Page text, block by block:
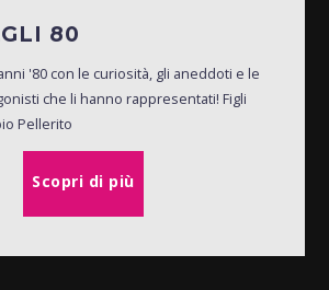
80
'80 con le curiosità, gli aneddoti e le
che li hanno rappresentati! Figli
Pellerito
Scopri di più